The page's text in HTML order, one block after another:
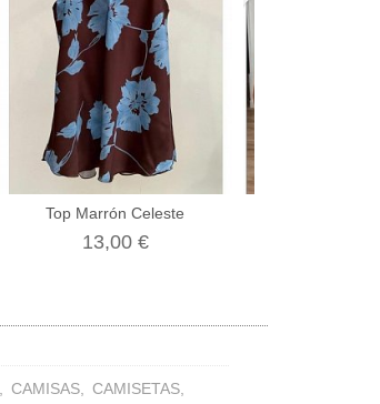
Top Marrón Celeste
13,00 €
CAMISAS
CAMISETAS